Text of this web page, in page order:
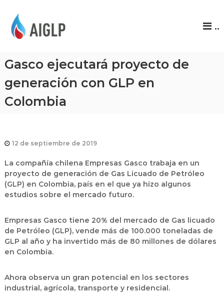
P
..
Gasco ejecutará proyecto de
generación con GLP en
Colombia
12 de septiembre de 2019
La compañía chilena Empresas Gasco trabaja en un
proyecto de generación de Gas Licuado de Petróleo
(GLP) en Colombia, país en el que ya hizo algunos
estudios sobre el mercado futuro.
Empresas Gasco tiene 20% del mercado de Gas licuado
de Petróleo (GLP), vende más de 100.000 toneladas de
GLP al año y ha invertido más de 80 millones de dólares
en Colombia.
Ahora observa un gran potencial en los sectores
industrial, agrícola, transporte y residencial.